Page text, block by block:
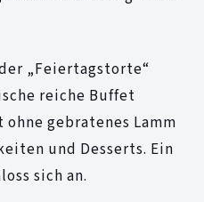
„Feiertagstorte“
reiche Buffet
gebratenes Lamm
und Desserts. Ein
sich an.